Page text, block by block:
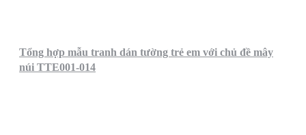
Tổng hợp mẫu tranh dán tường trẻ em với chủ đề mây
núi TTE001-014